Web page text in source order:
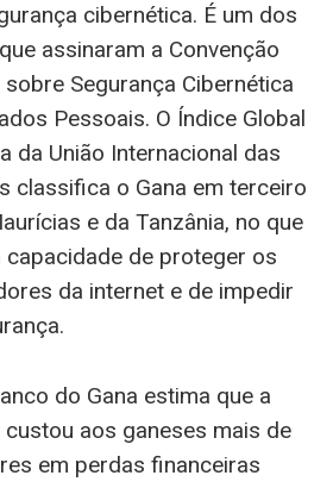
cibernética. É um dos
assinaram a Convenção
Segurança Cibernética
Pessoais. O Índice Global
da União Internacional das
classifica o Gana em terceiro
e da Tanzânia, no que
de proteger os
da internet e de impedir
do Gana estima que a
aos ganeses mais de
em perdas financeiras